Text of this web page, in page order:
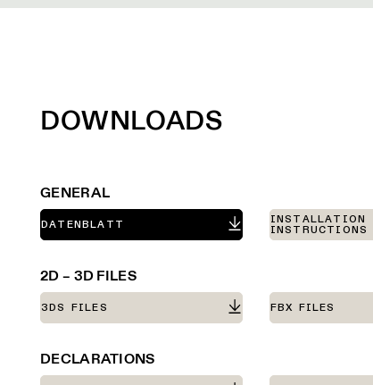
DOWNLOADS
GENERAL
DATENBLATT
INSTALLATION
INSTRUCTIONS
2D – 3D FILES
3DS FILES FBX FILES
DECLARATIONS